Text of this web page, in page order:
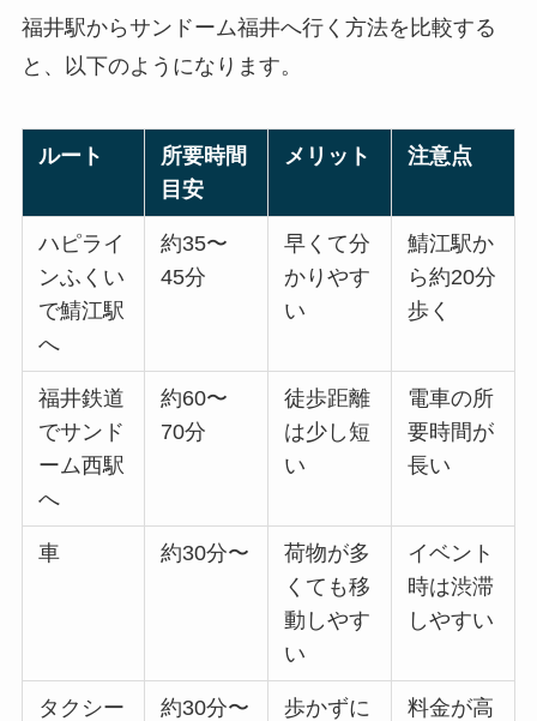
福井駅からサンドーム福井へ行く方法を比較する
と、以下のようになります。
ルート
所要時間
目安
メリット 注意点
ハピライ
ンふくい
で鯖江駅
へ
約35〜
45分
早くて分
かりやす
い
鯖江駅か
ら約20分
歩く
福井鉄道
でサンド
ーム西駅
へ
約60〜
70分
徒歩距離
は少し短
い
電車の所
要時間が
長い
車 約30分〜
荷物が多
くても移
動しやす
い
イベント
時は渋滞
しやすい
タクシー 約30分〜
歩かずに
料金が高